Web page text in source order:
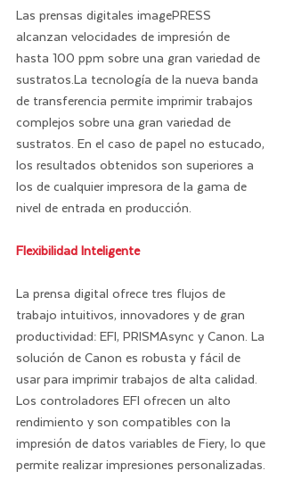
Las prensas digitales imagePRESS
alcanzan velocidades de impresión de
hasta 100 ppm sobre una gran variedad de
sustratos.La tecnología de la nueva banda
de transferencia permite imprimir trabajos
complejos sobre una gran variedad de
sustratos. En el caso de papel no estucado,
los resultados obtenidos son superiores a
los de cualquier impresora de la gama de
nivel de entrada en producción.
Flexibilidad Inteligente
La prensa digital ofrece tres flujos de
trabajo intuitivos, innovadores y de gran
productividad: EFI, PRISMAsync y Canon. La
solución de Canon es robusta y fácil de
usar para imprimir trabajos de alta calidad.
Los controladores EFI ofrecen un alto
rendimiento y son compatibles con la
impresión de datos variables de Fiery, lo que
permite realizar impresiones personalizadas.